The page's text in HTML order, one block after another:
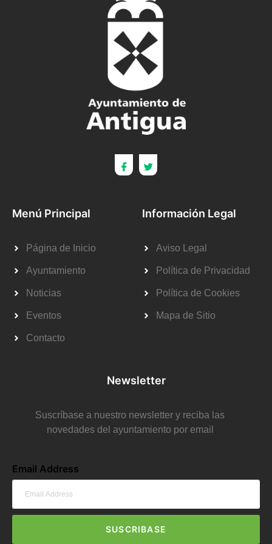
Menú Principal
Página de Inicio
Ayuntamiento
Noticias
Eventos
Contacto
Información Legal
Aviso Legal
Política de Privacidad
Política de Cookies
Mapa de Sitio
Newsletter
Suscríbase a nuestro newsletter y reciba las
novedades del ayuntamiento por email
Email Address
SUSCRIBASE